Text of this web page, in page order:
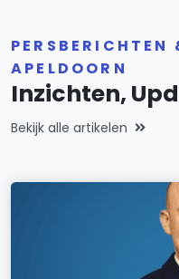
PERSBERICHTEN
APELDOORN
Inzichten,
Bekijk alle artikelen